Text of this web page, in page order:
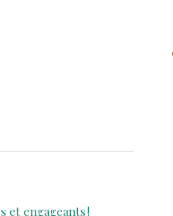
et engageants !